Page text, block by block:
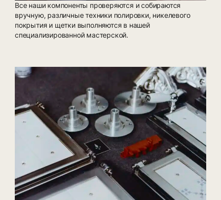
Все наши компоненты проверяются и собираются
вручную, различные техники полировки, никелевого
покрытия и щетки выполняются в нашей
специализированной мастерской.